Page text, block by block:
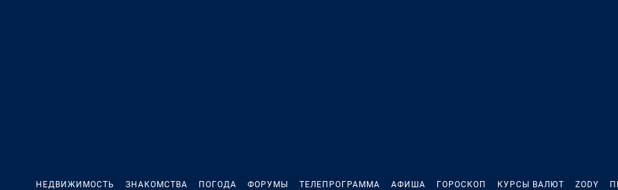
НЕДВИЖИМОСТЬ ЗНАКОМСТВА ПОГОДА ФОРУМЫ ТЕЛЕПРОГРАММА АФИША ГОРОСКОП КУРСЫ ВАЛЮТ ZODY